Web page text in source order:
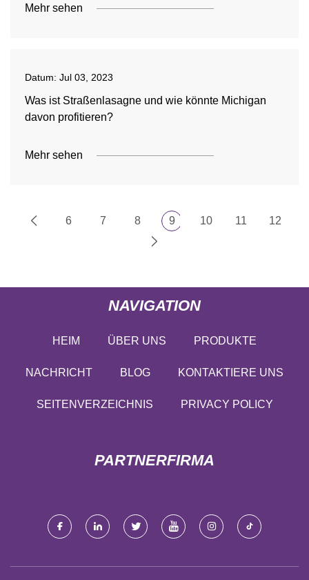
Mehr sehen
Datum: Jul 03, 2023
Was ist Straßenlasagne und wie könnte Michigan
davon profitieren?
Mehr sehen
6 7 8 9 10 11 12
NAVIGATION
HEIM ÜBER UNS PRODUKTE
NACHRICHT BLOG KONTAKTIERE UNS
SEITENVERZEICHNIS PRIVACY POLICY
PARTNERFIRMA